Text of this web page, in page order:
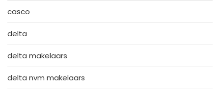
casco
delta
delta makelaars
delta nvm makelaars